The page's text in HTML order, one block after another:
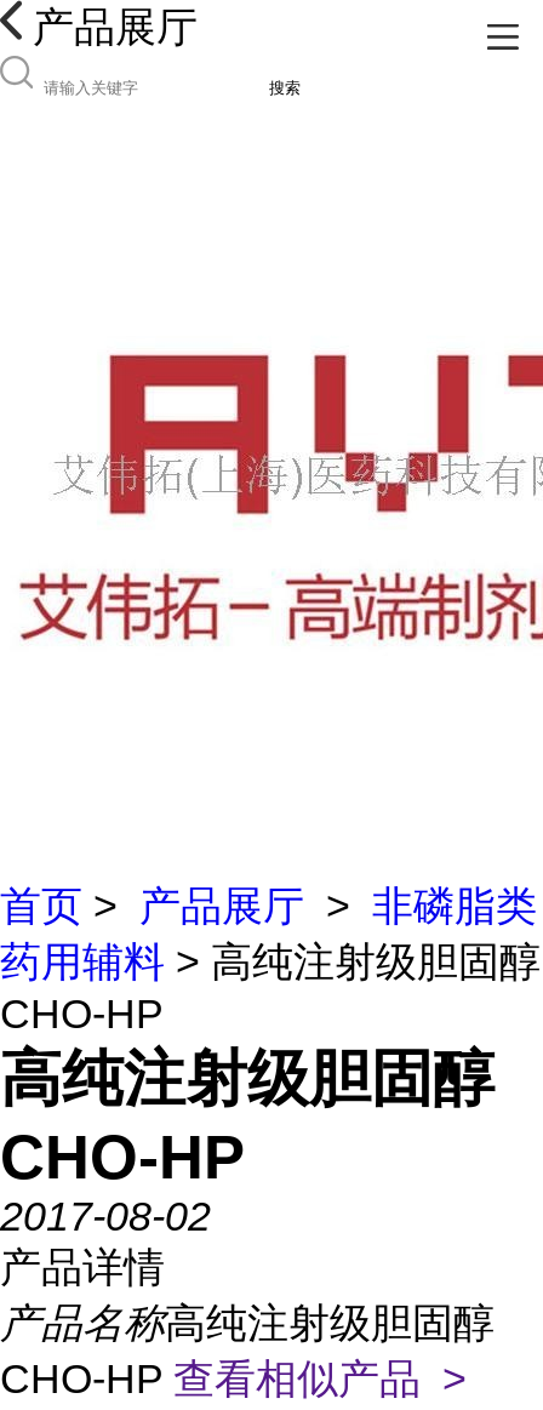
产品展厅
搜索
首页 > 产品展厅 > 非磷脂类
药用辅料 > 高纯注射级胆固醇
CHO-HP
高纯注射级胆固醇
CHO-HP
2017-08-02
产品详情
产品名称高纯注射级胆固醇
CHO-HP 查看相似产品 >